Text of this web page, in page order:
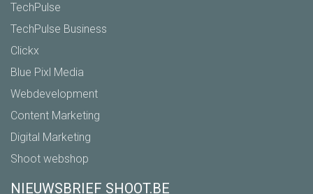
TechPulse
TechPulse Business
Clickx
Blue Pixl Media
Webdevelopment
Content Marketing
Digital Marketing
Shoot webshop
NIEUWSBRIEF SHOOT.BE